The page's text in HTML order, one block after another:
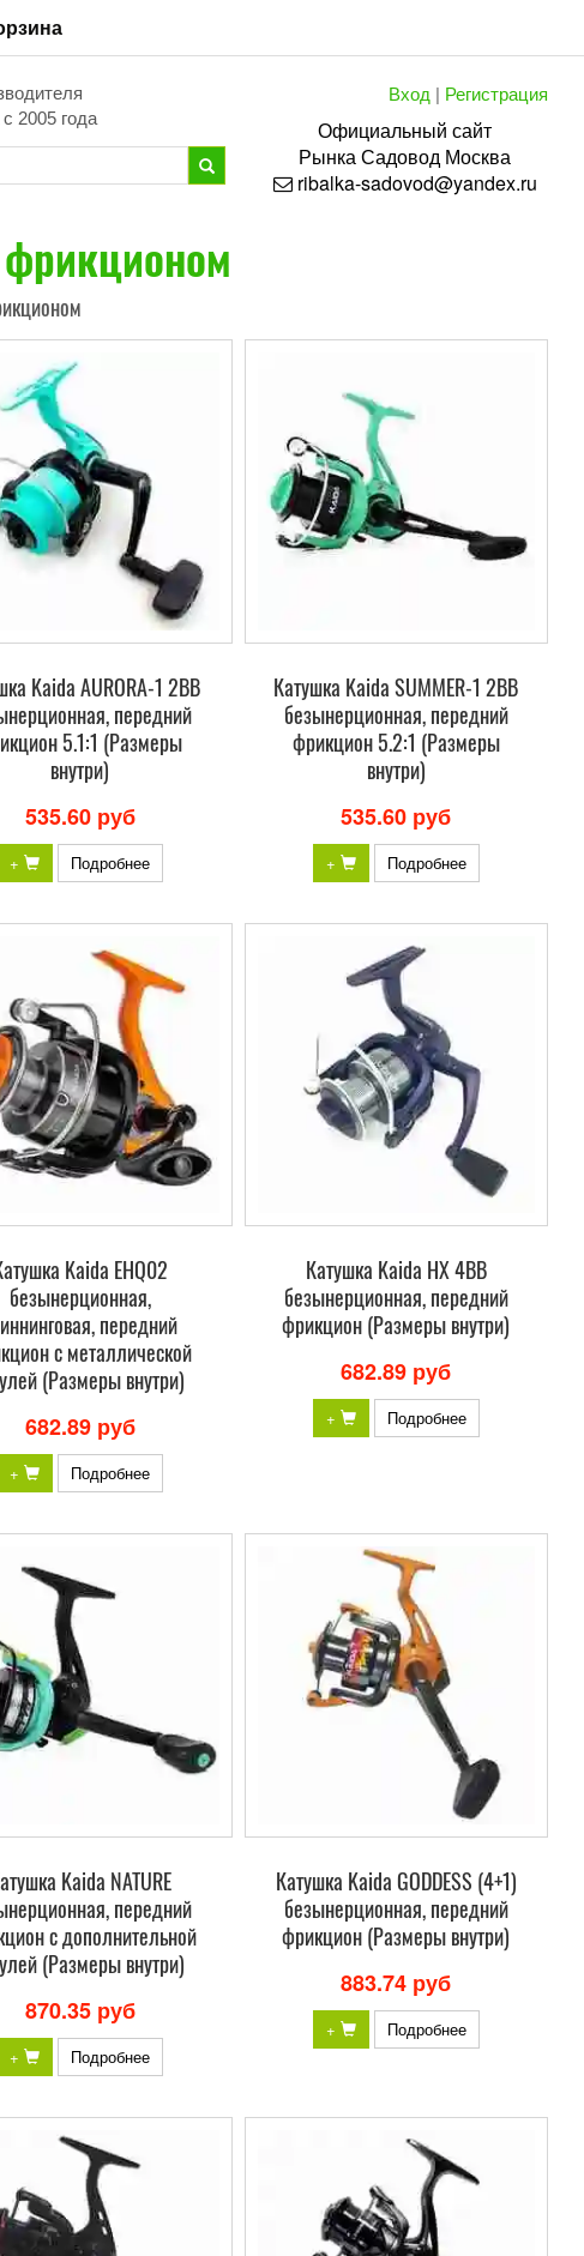
2005 года
Вход | Регистрация
Официальный сайт
РынкаСадовод Москва
ribalka-sadovod@yandex.ru
Kaida AURORA-1 2BB
передний
5.1:1 (Размеры
внутри)
535.60 руб
+ Подробнее
Катушка Kaida SUMMER-1 2BB
безынерционная, передний
фрикцион 5.2:1 (Размеры
внутри)
535.60 руб
+ Подробнее
Kaida EHQ02
безынерционная,
передний
c металлической
(Размеры внутри)
682.89 руб
+ Подробнее
Катушка Kaida HX 4BB
безынерционная, передний
фрикцион (Размеры внутри)
682.89 руб
+ Подробнее
Kaida NATURE
передний
c дополнительной
(Размеры внутри)
870.35 руб
+ Подробнее
Катушка Kaida GODDESS (4+1)
безынерционная, передний
фрикцион (Размеры внутри)
883.74 руб
+ Подробнее